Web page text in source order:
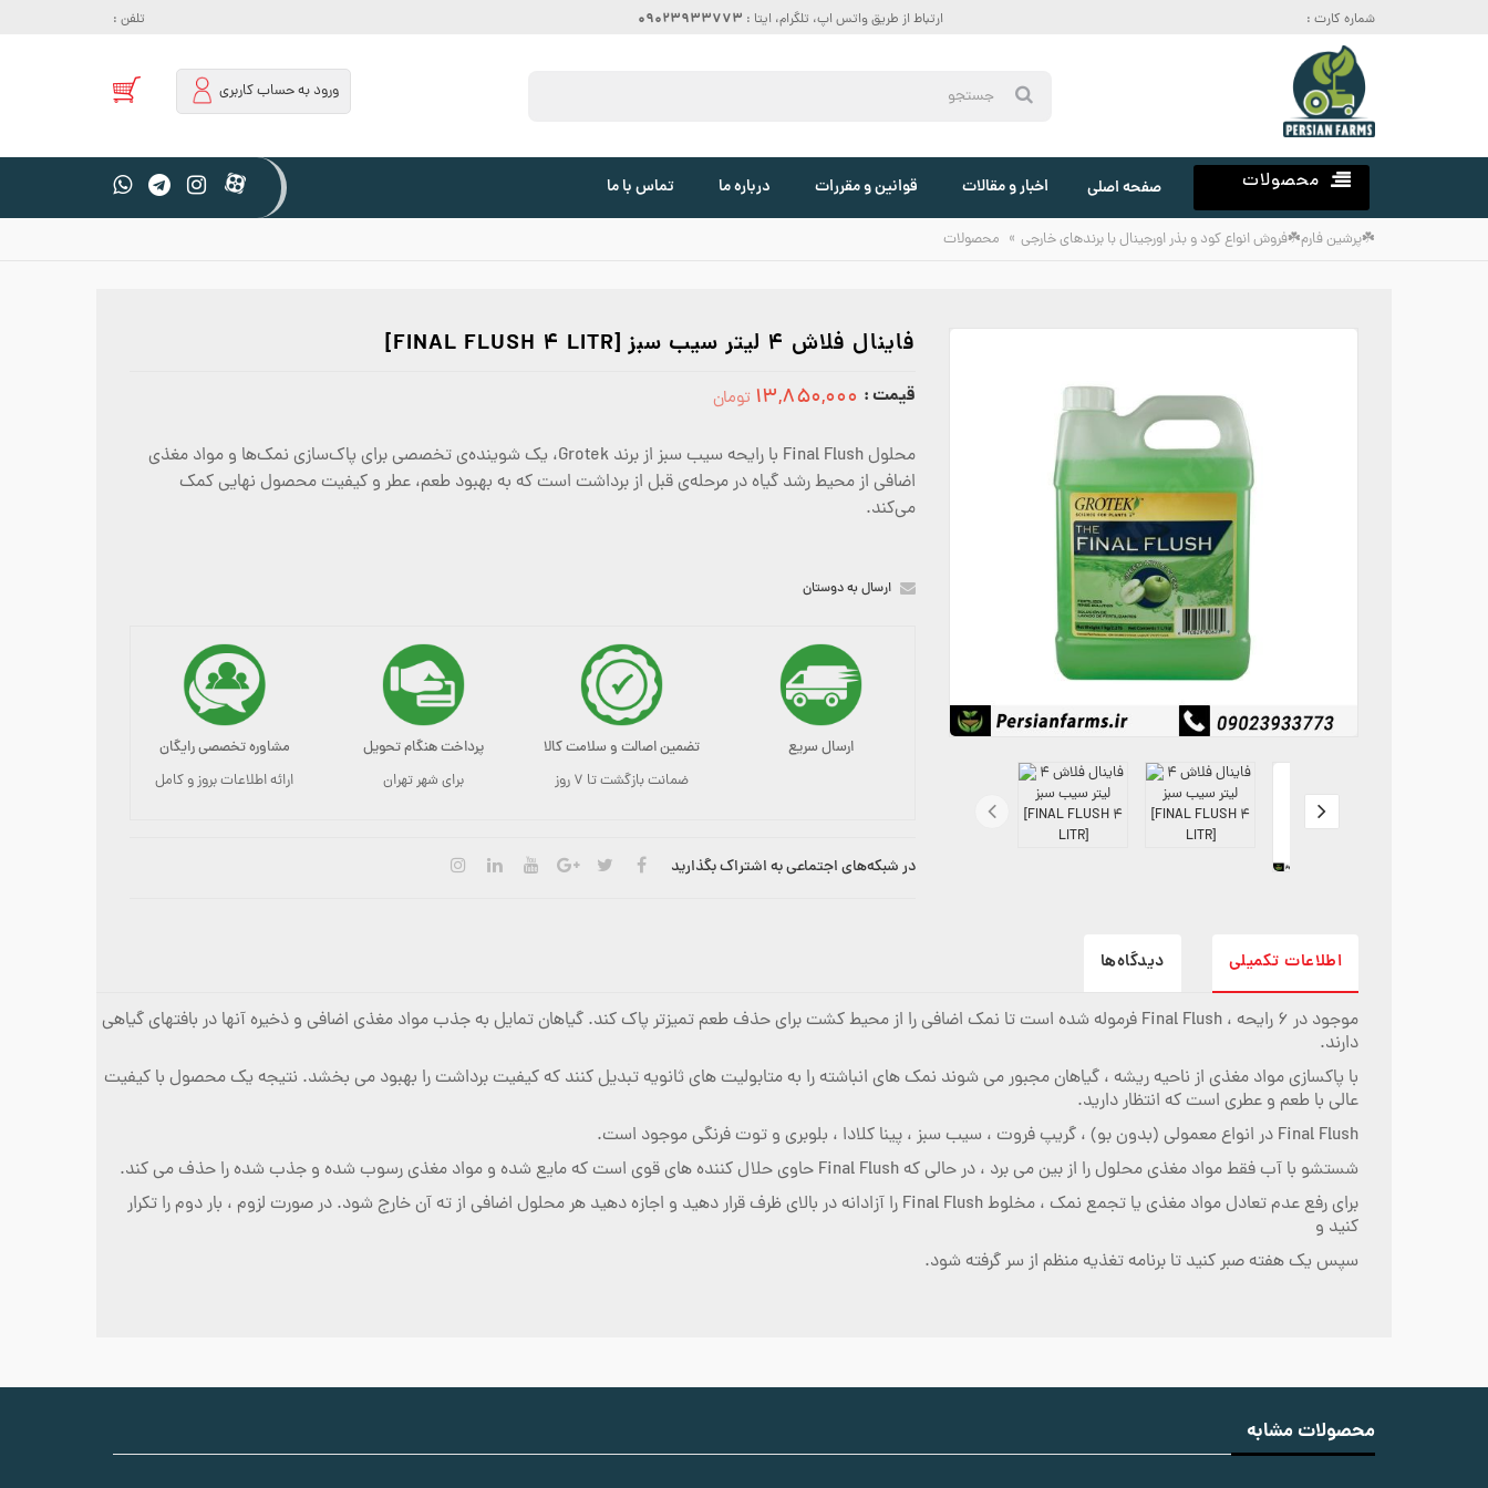
شماره کارت : ارتباط از طریق واتس اپ، تلگرام، ایتا : 09023933773 تلفن :
ورود به حساب کاربری
محصولات صفحه اصلی اخبار و مقالات قوانین و مقررات درباره ما تماس با ما
☘️پرشین فارم☘️فروش انواع کود و بذر اورجینال با برندهای خارجی » محصولات
فاینال فلاش 4 لیتر سیب سبز [FINAL FLUSH 4 LITR]
قیمت : ۱۳,۸۵۰,۰۰۰ تومان
محلول Final Flush با رایحه سیب سبز از برند Grotek، یک شوینده‌ی تخصصی برای پاک‌سازی نمک‌ها و مواد مغذی
اضافی از محیط رشد گیاه در مرحله‌ی قبل از برداشت است که به بهبود طعم، عطر و کیفیت محصول نهایی کمک
می‌کند.
ارسال به دوستان
ارسال سریع تضمین اصالت و سلامت کالا
ضمانت بازگشت تا ۷ روز
پرداخت هنگام تحویل
برای شهر تهران
مشاوره تخصصی رایگان
ارائه اطلاعات بروز و کامل
در شبکه‌های اجتماعی به اشتراک بگذارید
اطلاعات تکمیلی دیدگاه‌ها
موجود در 6 رایحه ، Final Flush فرموله شده است تا نمک اضافی را از محیط کشت برای حذف طعم تمیزتر پاک کند. گیاهان تمایل به جذب مواد مغذی اضافی و ذخیره آنها در بافتهای گیاهی
دارند.
با پاکسازی مواد مغذی از ناحیه ریشه ، گیاهان مجبور می شوند نمک های انباشته را به متابولیت های ثانویه تبدیل کنند که کیفیت برداشت را بهبود می بخشد. نتیجه یک محصول با کیفیت
عالی با طعم و عطری است که انتظار دارید.
Final Flush در انواع معمولی (بدون بو) ، گریپ فروت ، سیب سبز ، پینا کلادا ، بلوبری و توت فرنگی موجود است.
شستشو با آب فقط مواد مغذی محلول را از بین می برد ، در حالی که Final Flush حاوی حلال کننده های قوی است که مایع شده و مواد مغذی رسوب شده و جذب شده را حذف می کند.
برای رفع عدم تعادل مواد مغذی یا تجمع نمک ، مخلوط Final Flush را آزادانه در بالای ظرف قرار دهید و اجازه دهید هر محلول اضافی از ته آن خارج شود. در صورت لزوم ، بار دوم را تکرار
کنید و
سپس یک هفته صبر کنید تا برنامه تغذیه منظم از سر گرفته شود.
محصولات مشابه